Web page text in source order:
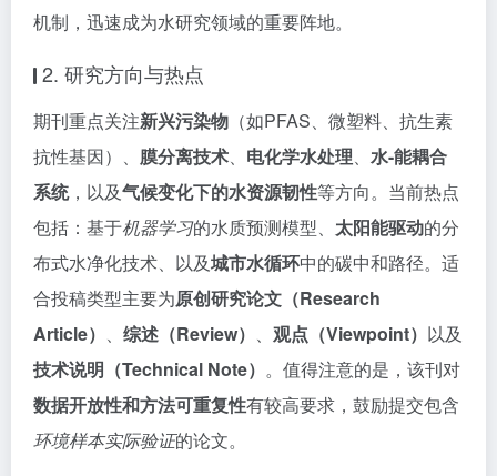
机制，迅速成为水研究领域的重要阵地。
2. 研究方向与热点
期刊重点关注新兴污染物 （如PFAS、微塑料、抗生素
抗性基因）、 膜分离技术、 电化学水处理、 水-能耦合
系统，以及气候变化下的水资源韧性等方向。当前热点
包括：基于机器学习的水质预测模型、 太阳能驱动的分
布式水净化技术、以及城市水循环中的碳中和路径。适
合投稿类型主要为原创研究论文（Research
Article） 、 综述（Review） 、 观点（Viewpoint） 以及
技术说明（Technical Note） 。值得注意的是，该刊对
数据开放性和方法可重复性有较高要求，鼓励提交包含
环境样本实际验证的论文。